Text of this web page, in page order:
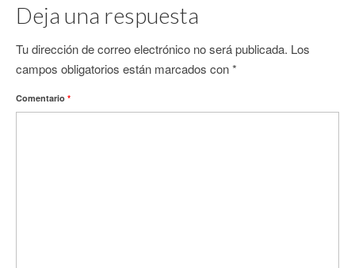
Deja una respuesta
Tu dirección de correo electrónico no será publicada. Los
campos obligatorios están marcados con*
Comentario *